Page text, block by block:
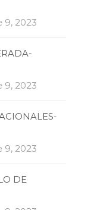
9, 2023
9, 2023
9, 2023
DE